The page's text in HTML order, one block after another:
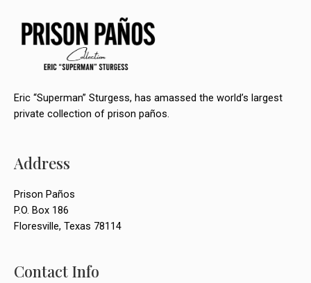
Eric “Superman” Sturgess, has amassed the world’s largest
private collection of prison paños.
Address
Prison Paños
P.O. Box 186
Floresville, Texas 78114
Contact Info